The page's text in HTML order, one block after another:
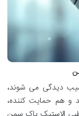
دیدگی می شوند،
و هم حمایت کننده،